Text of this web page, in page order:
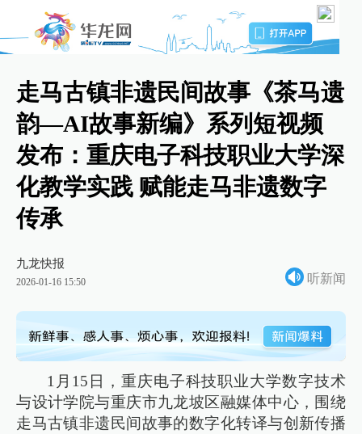
走马古镇非遗民间故事《茶马遗
韵—AI故事新编》系列短视频
发布：重庆电子科技职业大学深
化教学实践 赋能走马非遗数字
传承
九龙快报
2026-01-16 15:50 听新闻
1月15日，重庆电子科技职业大学数字技术
与设计学院与重庆市九龙坡区融媒体中心，围绕
走马古镇非遗民间故事的数字化转译与创新传播